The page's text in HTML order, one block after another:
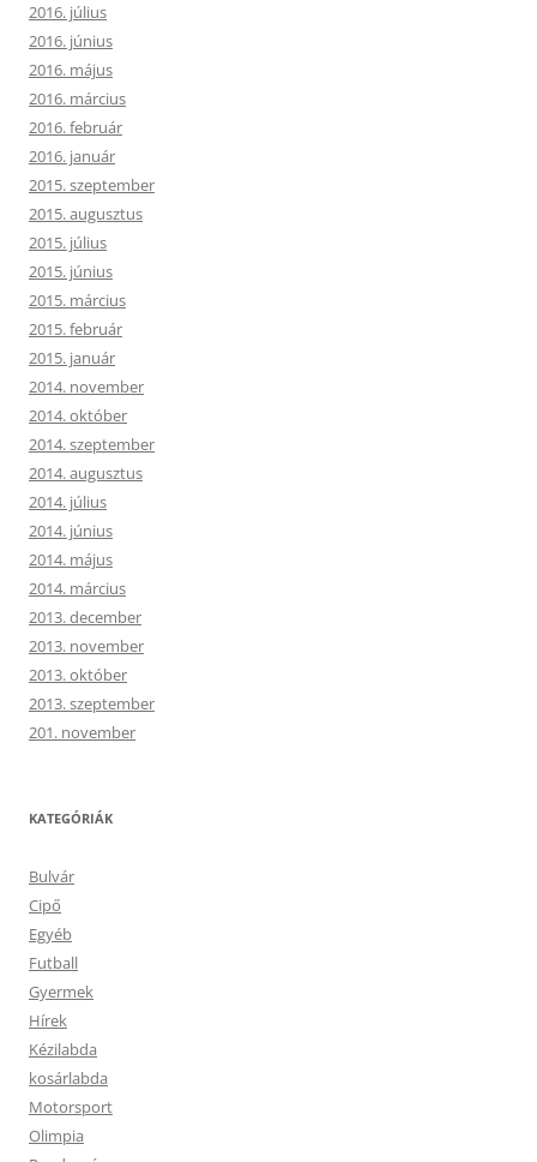
2016. július
2016. június
2016. május
2016. március
2016. február
2016. január
2015. szeptember
2015. augusztus
2015. július
2015. június
2015. március
2015. február
2015. január
2014. november
2014. október
2014. szeptember
2014. augusztus
2014. július
2014. június
2014. május
2014. március
2013. december
2013. november
2013. október
2013. szeptember
201. november
KATEGÓRIÁK
Bulvár
Cipő
Egyéb
Futball
Gyermek
Hírek
Kézilabda
kosárlabda
Motorsport
Olimpia